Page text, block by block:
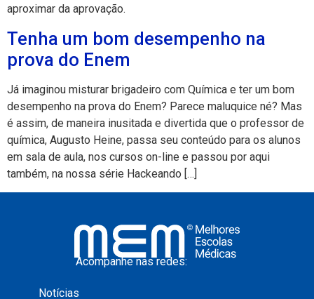
aproximar da aprovação.
Tenha um bom desempenho na
prova do Enem
Já imaginou misturar brigadeiro com Química e ter um bom
desempenho na prova do Enem? Parece maluquice né? Mas
é assim, de maneira inusitada e divertida que o professor de
química, Augusto Heine, passa seu conteúdo para os alunos
em sala de aula, nos cursos on-line e passou por aqui
também, na nossa série Hackeando […]
Acompanhe nas redes:
Notícias